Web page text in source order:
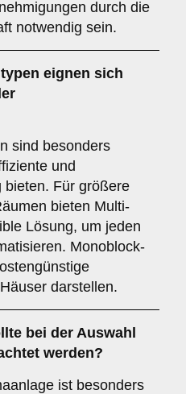
durch die
notwendig sein.
eignen sich
sind besonders
und
bieten. Für größere
bieten Multi-
Lösung, um jeden
Monoblock-
darstellen.
bei der Auswahl
werden?
ist besonders